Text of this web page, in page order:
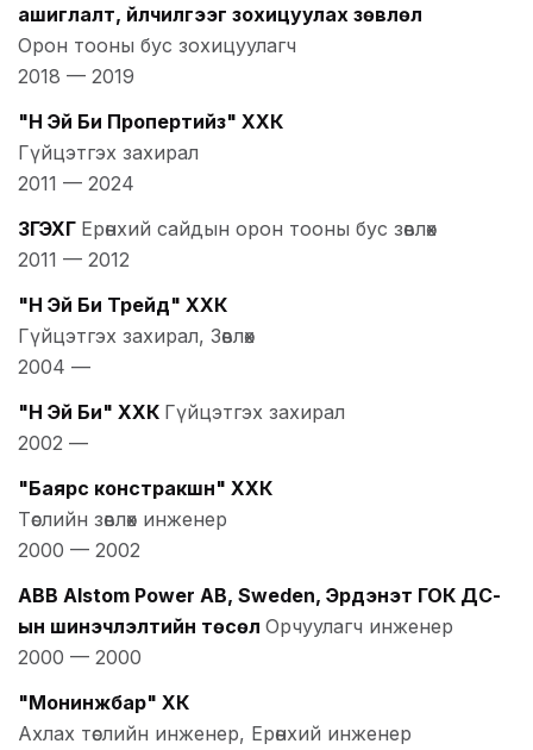
ашиглалт, үйлчилгээг зохицуулах зөвлөл
Орон тооны бус зохицуулагч
2018 — 2019
"Н Эй Би Пропертийз" ХХК
Гүйцэтгэх захирал
2011 — 2024
ЗГЭХГ Ерөнхий сайдын орон тооны бус зөвлөх
2011 — 2012
"Н Эй Би Трейд" ХХК
Гүйцэтгэх захирал, Зөвлөх
2004 —
"Н Эй Би" ХХК Гүйцэтгэх захирал
2002 —
"Баярс констракшн" ХХК
Төслийн зөвлөх инженер
2000 — 2002
ABB Alstom Power AB, Sweden, Эрдэнэт ГОК ДС-
ын шинэчлэлтийн төсөл Орчуулагч инженер
2000 — 2000
"Монинжбар" ХК
Ахлах төслийн инженер, Ерөнхий инженер